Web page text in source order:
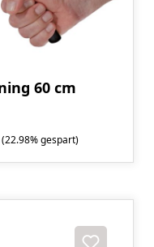
60 cm
(22.98% gespart)